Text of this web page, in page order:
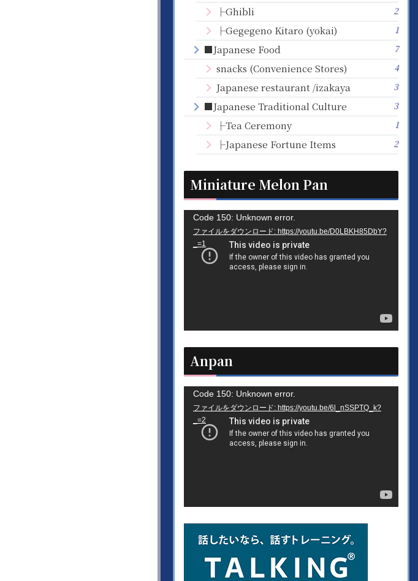
├Ghibli 2
├Gegegeno Kitaro (yokai) 1
■Japanese Food 7
snacks (Convenience Stores) 4
Japanese restaurant /izakaya 3
■Japanese Traditional Culture 3
├Tea Ceremony 1
├Japanese Fortune Items 2
Miniature Melon Pan
動
画
Code 150: Unknown error.
ファイルをダウンロード: https://youtu.be/D0LBKH85DbY?
_=1
Anpan
動
画
Code 150: Unknown error.
ファイルをダウンロード: https://youtu.be/6l_nSSPTQ_k?
_=2